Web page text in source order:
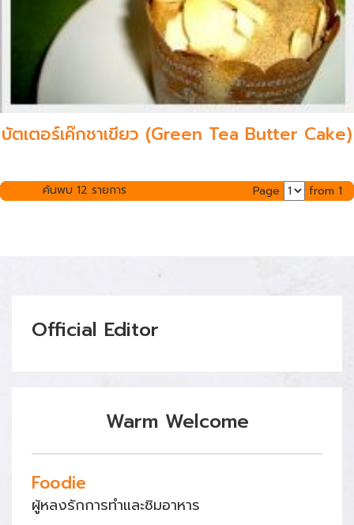
บัตเตอร์เค๊กชาเขียว (Green Tea Butter Cake)
ค้นพบ 12 รายการ Page from 1
Official Editor
Warm Welcome
Foodie
ผู้หลงรักการทำและชิมอาหาร